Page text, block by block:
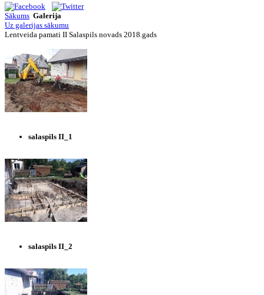
Sākums Galerija
Uz galerijas sākumu
Lentveida pamati II Salaspils novads 2018.gads
salaspils II_1
salaspils II_2